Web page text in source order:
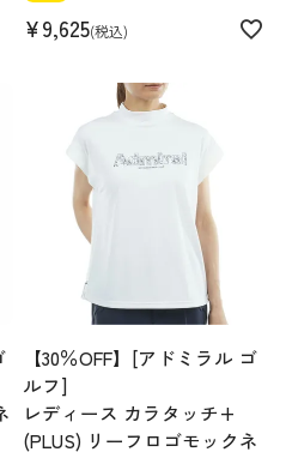
¥9,625 税込
【30％OFF】[アドミラル ゴ
ルフ]
レディース カラタッチ+
(PLUS) リーフロゴモックネ